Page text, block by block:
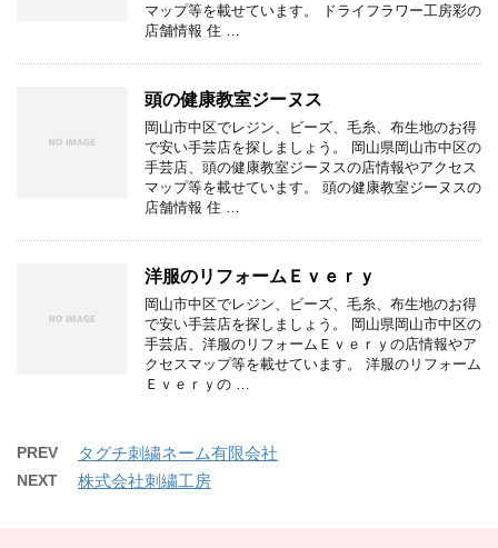
マップ等を載せています。 ドライフラワー工房彩の
店舗情報 住 …
頭の健康教室ジーヌス
岡山市中区でレジン、ビーズ、毛糸、布生地のお得
で安い手芸店を探しましょう。 岡山県岡山市中区の
手芸店、頭の健康教室ジーヌスの店情報やアクセス
マップ等を載せています。 頭の健康教室ジーヌスの
店舗情報 住 …
洋服のリフォームＥｖｅｒｙ
岡山市中区でレジン、ビーズ、毛糸、布生地のお得
で安い手芸店を探しましょう。 岡山県岡山市中区の
手芸店、洋服のリフォームＥｖｅｒｙの店情報やア
クセスマップ等を載せています。 洋服のリフォーム
Ｅｖｅｒｙの …
PREV タグチ刺繍ネーム有限会社
NEXT 株式会社刺繍工房